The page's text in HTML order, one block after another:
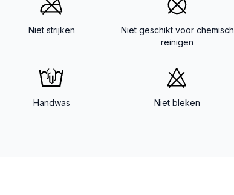
Niet strijken
Niet geschikt voor chemisch
reinigen
Handwas Niet bleken